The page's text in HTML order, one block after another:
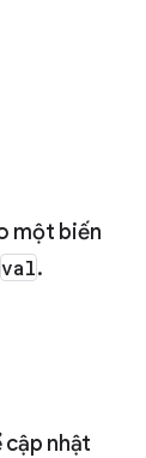
một biến
val.
cập nhật